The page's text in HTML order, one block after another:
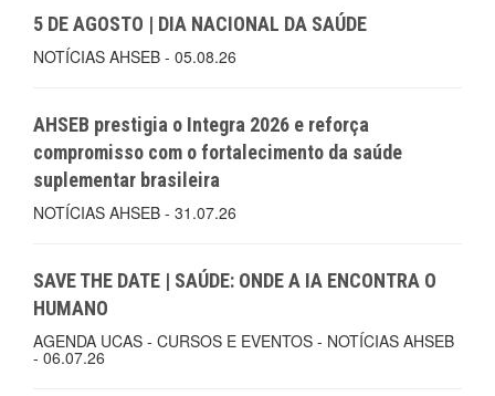
5 DE AGOSTO | DIA NACIONAL DA SAÚDE
NOTÍCIAS AHSEB - 05.08.26
AHSEB prestigia o Integra 2026 e reforça
compromisso com o fortalecimento da saúde
suplementar brasileira
NOTÍCIAS AHSEB - 31.07.26
SAVE THE DATE | SAÚDE: ONDE A IA ENCONTRA O
HUMANO
AGENDA UCAS - CURSOS E EVENTOS - NOTÍCIAS AHSEB
- 06.07.26